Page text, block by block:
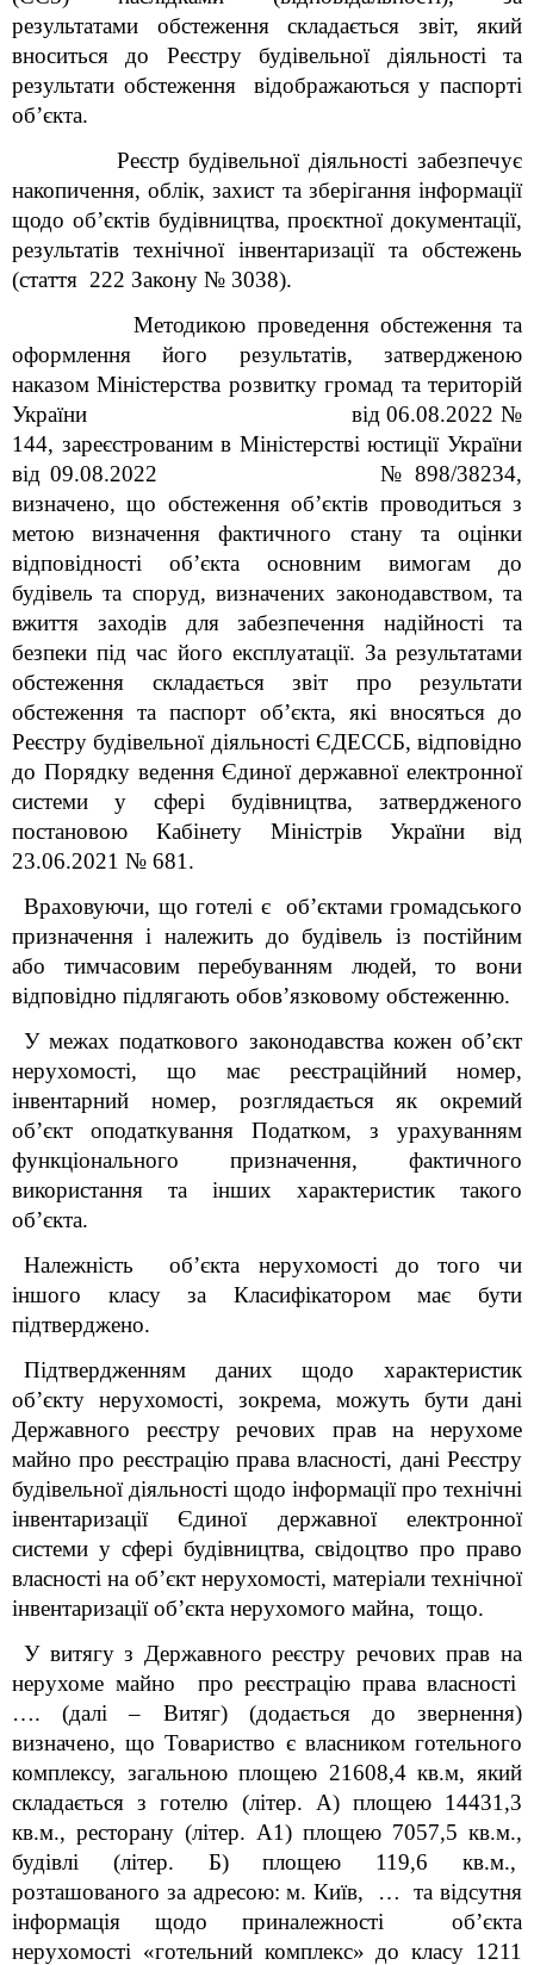
результатами обстеження складається звіт, який
вноситься до Реєстру будівельної діяльності та
результати обстеження відображаються у паспорті
об’єкта.
Реєстр будівельної діяльності забезпечує
накопичення, облік, захист та зберігання інформації
щодо об’єктів будівництва, проєктної документації,
результатів технічної інвентаризації та обстежень
(стаття 222 Закону № 3038).
Методикою проведення обстеження та
оформлення його результатів, затвердженою
наказом Міністерства розвитку громад та територій
України від 06.08.2022 №
144, зареєстрованим в Міністерстві юстиції України
від 09.08.2022 № 898/38234,
визначено, що обстеження об’єктів проводиться з
метою визначення фактичного стану та оцінки
відповідності об’єкта основним вимогам до
будівель та споруд, визначених законодавством, та
вжиття заходів для забезпечення надійності та
безпеки під час його експлуатації. За результатами
обстеження складається звіт про результати
обстеження та паспорт об’єкта, які вносяться до
Реєстру будівельної діяльності ЄДЕССБ, відповідно
до Порядку ведення Єдиної державної електронної
системи у сфері будівництва, затвердженого
постановою Кабінету Міністрів України від
23.06.2021 № 681.
Враховуючи, що готелі є об’єктами громадського
призначення і належить до будівель із постійним
або тимчасовим перебуванням людей, то вони
відповідно підлягають обов’язковому обстеженню.
У межах податкового законодавства кожен об’єкт
нерухомості, що має реєстраційний номер,
інвентарний номер, розглядається як окремий
об’єкт оподаткування Податком, з урахуванням
функціонального призначення, фактичного
використання та інших характеристик такого
об’єкта.
Належність об’єкта нерухомості до того чи
іншого класу за Класифікатороммає бути
підтверджено.
Підтвердженням даних щодо характеристик
об’єкту нерухомості, зокрема, можуть бути дані
Державного реєстру речових прав на нерухоме
майно про реєстрацію права власності, дані Реєстру
будівельної діяльності щодо інформації про технічні
інвентаризації Єдиної державної електронної
системи у сфері будівництва, свідоцтво про право
власності на об’єкт нерухомості, матеріали технічної
інвентаризації об’єкта нерухомого майна, тощо.
У витягу з Державногореєстру речових прав на
нерухоме майно про реєстрацію права власності
…. (далі – Витяг) (додається до звернення)
визначено, що Товариство є власником готельного
комплексу, загальною площею 21608,4 кв.м, який
складається з готелю (літер. А) площею 14431,3
кв.м., ресторану (літер. А1) площею 7057,5 кв.м.,
будівлі (літер. Б) площею 119,6 кв.м.,
розташованого за адресою: м. Київ, … та відсутня
інформація щодо приналежності об’єкта
нерухомості «готельний комплекс» до класу 1211